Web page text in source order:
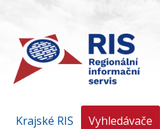
Krajské RIS Vyhledávače